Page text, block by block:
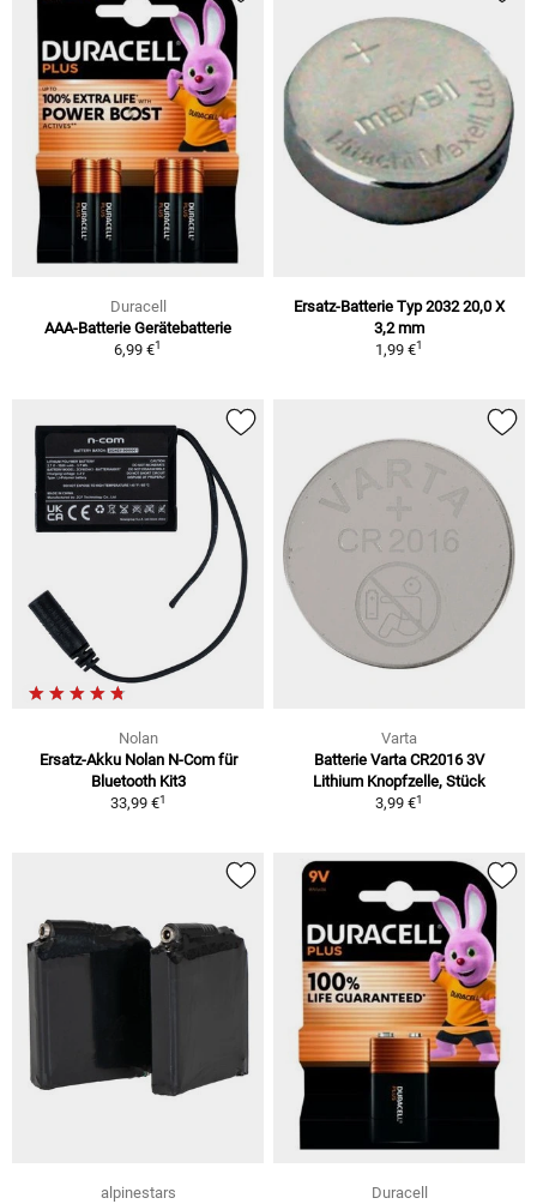
Duracell
AAA-Batterie Gerätebatterie
6,99 €1
Ersatz-Batterie Typ 2032 20,0 X
3,2 mm
1,99 €1
Nolan
Ersatz-Akku Nolan N-Com für
Bluetooth Kit3
33,99 €1
Varta
Batterie Varta CR2016 3V
Lithium Knopfzelle, Stück
3,99 €1
alpinestars
Duracell